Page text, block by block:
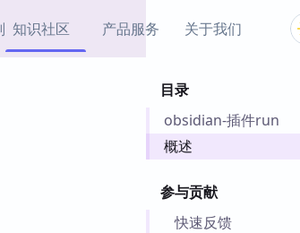
知识社区 产品服务
Obsidian 思维导图插件
关于我们
目录
obsidian-插件run
概述
参与贡献
快速反馈